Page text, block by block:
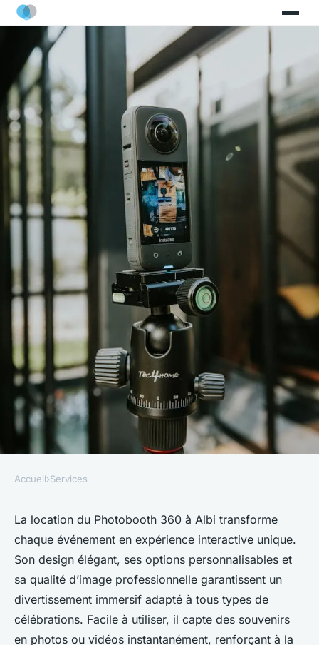
Location photobooth 360 à
albi : immersion et fun
garantis
Lily•17 juin 2025 •4 min de lecture
Accueil›Services
La location du Photobooth 360 à Albi transforme
chaque événement en expérience interactive unique.
Son design élégant, ses options personnalisables et
sa qualité d’image professionnelle garantissent un
divertissement immersif adapté à tous types de
célébrations. Facile à utiliser, il capte des souvenirs
en photos ou vidéos instantanément, renforçant à la